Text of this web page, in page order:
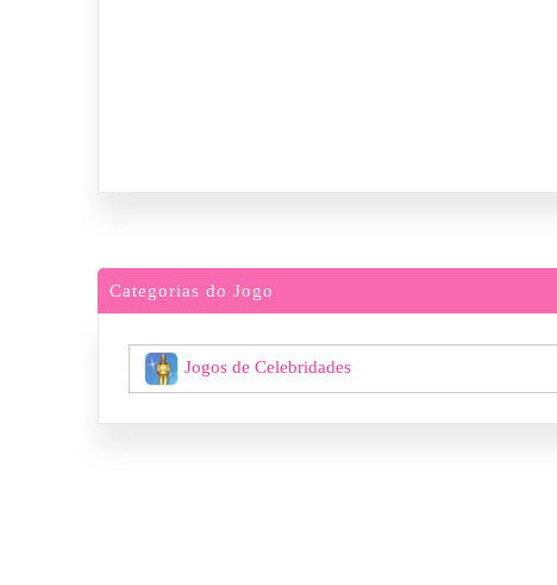
Categorias do Jogo
Jogos de Celebridades